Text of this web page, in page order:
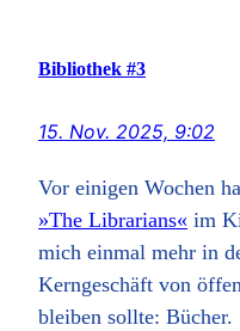
Bibliothek #3
15. Nov. 2025, 9:02
Vor einigen Wochen
»The Librarians« im
mich einmal mehr in
Kerngeschäft von
bleiben sollte: Bücher.